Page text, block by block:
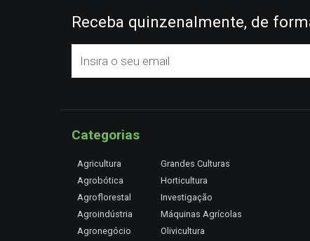
Receba quinzenalmente, de
Categorias
Agricultura
Agrobótica
Agroflorestal
Agroindústria
Agronegócio
Grandes Culturas
Horticultura
Investigação
Máquinas Agrícolas
Olivicultura